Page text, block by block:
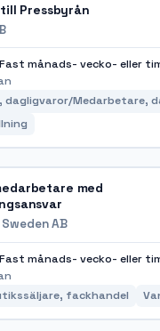
Pressbyrån
Fast månads- vecko- eller
dagligvaror/Medarbetare,
med
AB
Fast månads- vecko- eller
fackhandel